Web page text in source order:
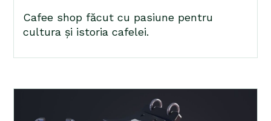
Cafee shop făcut cu pasiune pentru
cultura și istoria cafelei.